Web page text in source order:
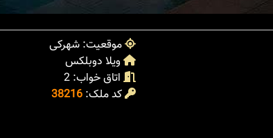
موقعیت: شهرکی
ویلا دوبلکس
اتاق خواب: 2
کد ملک: 38216